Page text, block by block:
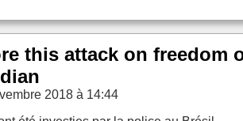
this attack on freedom
2018 à 14:44